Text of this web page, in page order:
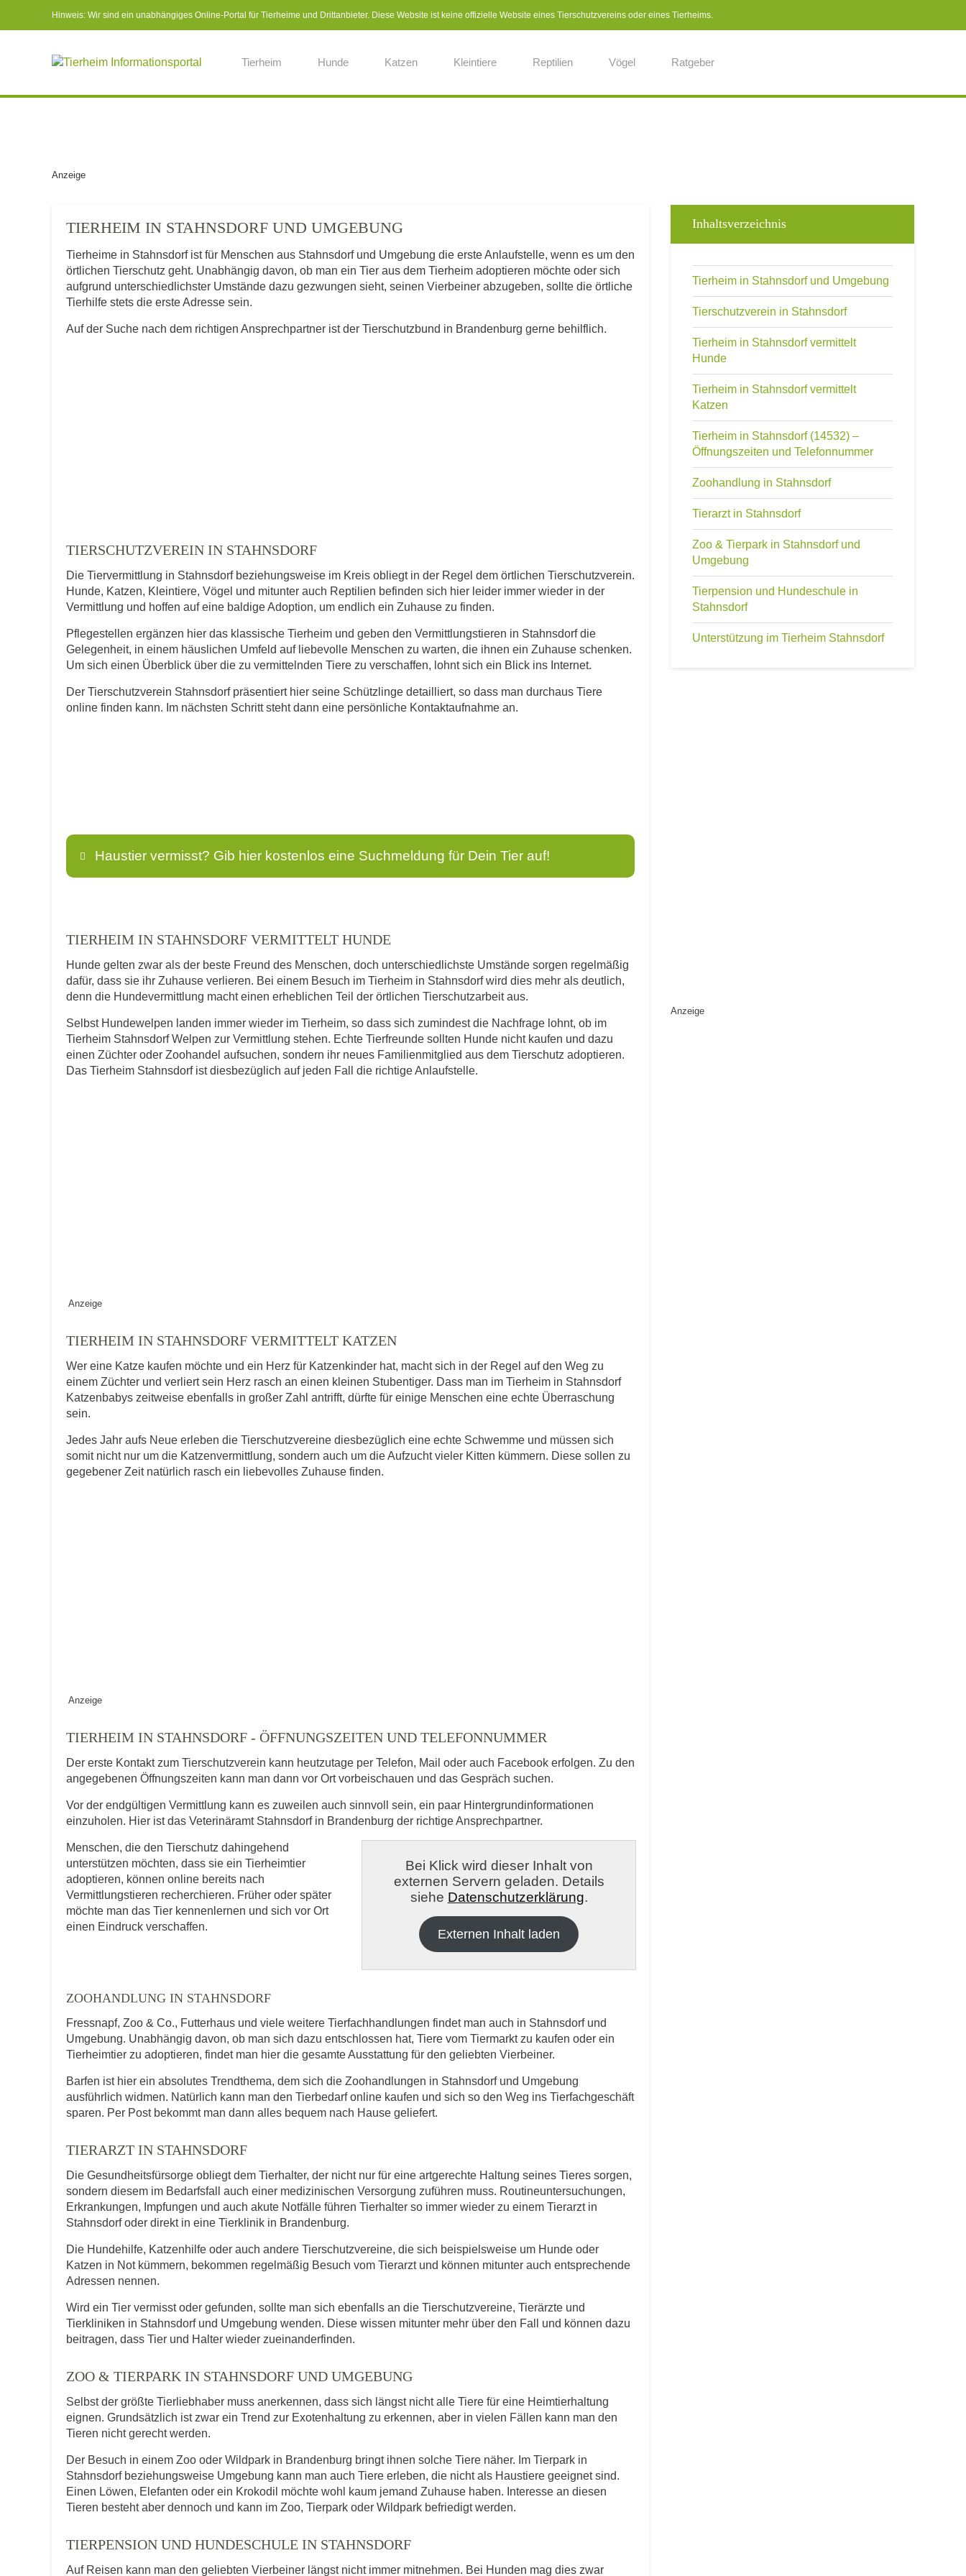
Hinweis: Wir sind ein unabhängiges Online-Portal für Tierheime und Drittanbieter. Diese Website ist keine offizielle Website eines Tierschutzvereins oder eines Tierheims.
Tierheim Hunde Katzen Kleintiere Reptilien Vögel Ratgeber
Anzeige
TIERHEIM IN STAHNSDORF UND UMGEBUNG
Tierheime in Stahnsdorf ist für Menschen aus Stahnsdorf und Umgebung die erste Anlaufstelle, wenn es um den
örtlichen Tierschutz geht. Unabhängig davon, ob man ein Tier aus dem Tierheim adoptieren möchte oder sich
aufgrund unterschiedlichster Umstände dazu gezwungen sieht, seinen Vierbeiner abzugeben, sollte die örtliche
Tierhilfe stets die erste Adresse sein.
Auf der Suche nach dem richtigen Ansprechpartner ist der Tierschutzbund in Brandenburg gerne behilflich.
TIERSCHUTZVEREIN IN STAHNSDORF
Die Tiervermittlung in Stahnsdorf beziehungsweise im Kreis obliegt in der Regel dem örtlichen Tierschutzverein.
Hunde, Katzen, Kleintiere, Vögel und mitunter auch Reptilien befinden sich hier leider immer wieder in der
Vermittlung und hoffen auf eine baldige Adoption, um endlich ein Zuhause zu finden.
Pflegestellen ergänzen hier das klassische Tierheim und geben den Vermittlungstieren in Stahnsdorf die
Gelegenheit, in einem häuslichen Umfeld auf liebevolle Menschen zu warten, die ihnen ein Zuhause schenken.
Um sich einen Überblick über die zu vermittelnden Tiere zu verschaffen, lohnt sich ein Blick ins Internet.
Der Tierschutzverein Stahnsdorf präsentiert hier seine Schützlinge detailliert, so dass man durchaus Tiere
online finden kann. Im nächsten Schritt steht dann eine persönliche Kontaktaufnahme an.
Haustier vermisst? Gib hier kostenlos eine Suchmeldung für Dein Tier auf!
E-Mail*
Alter des Tiers
Beschreibung des Tiers*
Kontaktdaten des Besitzers
Diese Daten werden zu Kontaktaufnahme veröffentlicht.
E-Mail-Adresse
Mit Absenden der Daten akzeptiere ich dieDatenschutzbedinungen..
ABSENDEN
TIERHEIM IN STAHNSDORF VERMITTELT HUNDE
Hunde gelten zwar als der beste Freund des Menschen, doch unterschiedlichste Umstände sorgen regelmäßig
dafür, dass sie ihr Zuhause verlieren. Bei einem Besuch im Tierheim in Stahnsdorf wird dies mehr als deutlich,
denn die Hundevermittlung macht einen erheblichen Teil der örtlichen Tierschutzarbeit aus.
Selbst Hundewelpen landen immer wieder im Tierheim, so dass sich zumindest die Nachfrage lohnt, ob im
Tierheim Stahnsdorf Welpen zur Vermittlung stehen. Echte Tierfreunde sollten Hunde nicht kaufen und dazu
einen Züchter oder Zoohandel aufsuchen, sondern ihr neues Familienmitglied aus dem Tierschutz adoptieren.
Das Tierheim Stahnsdorf ist diesbezüglich auf jeden Fall die richtige Anlaufstelle.
Anzeige
TIERHEIM IN STAHNSDORF VERMITTELT KATZEN
Wer eine Katze kaufen möchte und ein Herz für Katzenkinder hat, macht sich in der Regel auf den Weg zu
einem Züchter und verliert sein Herz rasch an einen kleinen Stubentiger. Dass man im Tierheim in Stahnsdorf
Katzenbabys zeitweise ebenfalls in großer Zahl antrifft, dürfte für einige Menschen eine echte Überraschung
sein.
Jedes Jahr aufs Neue erleben die Tierschutzvereine diesbezüglich eine echte Schwemme und müssen sich
somit nicht nur um die Katzenvermittlung, sondern auch um die Aufzucht vieler Kitten kümmern. Diese sollen zu
gegebener Zeit natürlich rasch ein liebevolles Zuhause finden.
Anzeige
TIERHEIM IN STAHNSDORF - ÖFFNUNGSZEITEN UND TELEFONNUMMER
Der erste Kontakt zum Tierschutzverein kann heutzutage per Telefon, Mail oder auch Facebook erfolgen. Zu den
angegebenen Öffnungszeiten kann man dann vor Ort vorbeischauen und das Gespräch suchen.
Vor der endgültigen Vermittlung kann es zuweilen auch sinnvoll sein, ein paar Hintergrundinformationen
einzuholen. Hier ist das Veterinäramt Stahnsdorf in Brandenburg der richtige Ansprechpartner.
Menschen, die den Tierschutz dahingehend
unterstützen möchten, dass sie ein Tierheimtier
adoptieren, können online bereits nach
Vermittlungstieren recherchieren. Früher oder später
möchte man das Tier kennenlernen und sich vor Ort
einen Eindruck verschaffen.
Bei Klick wird dieser Inhalt von
externen Servern geladen. Details
siehe Datenschutzerklärung.
Externen Inhalt laden
ZOOHANDLUNG IN STAHNSDORF
Fressnapf, Zoo & Co., Futterhaus und viele weitere Tierfachhandlungen findet man auch in Stahnsdorf und
Umgebung. Unabhängig davon, ob man sich dazu entschlossen hat, Tiere vom Tiermarkt zu kaufen oder ein
Tierheimtier zu adoptieren, findet man hier die gesamte Ausstattung für den geliebten Vierbeiner.
Barfen ist hier ein absolutes Trendthema, dem sich die Zoohandlungen in Stahnsdorf und Umgebung
ausführlich widmen. Natürlich kann man den Tierbedarf online kaufen und sich so den Weg ins Tierfachgeschäft
sparen. Per Post bekommt man dann alles bequem nach Hause geliefert.
TIERARZT IN STAHNSDORF
Die Gesundheitsfürsorge obliegt dem Tierhalter, der nicht nur für eine artgerechte Haltung seines Tieres sorgen,
sondern diesem im Bedarfsfall auch einer medizinischen Versorgung zuführen muss. Routineuntersuchungen,
Erkrankungen, Impfungen und auch akute Notfälle führen Tierhalter so immer wieder zu einem Tierarzt in
Stahnsdorf oder direkt in eine Tierklinik in Brandenburg.
Die Hundehilfe, Katzenhilfe oder auch andere Tierschutzvereine, die sich beispielsweise um Hunde oder
Katzen in Not kümmern, bekommen regelmäßig Besuch vom Tierarzt und können mitunter auch entsprechende
Adressen nennen.
Wird ein Tier vermisst oder gefunden, sollte man sich ebenfalls an die Tierschutzvereine, Tierärzte und
Tierkliniken in Stahnsdorf und Umgebung wenden. Diese wissen mitunter mehr über den Fall und können dazu
beitragen, dass Tier und Halter wieder zueinanderfinden.
ZOO & TIERPARK IN STAHNSDORF UND UMGEBUNG
Selbst der größte Tierliebhaber muss anerkennen, dass sich längst nicht alle Tiere für eine Heimtierhaltung
eignen. Grundsätzlich ist zwar ein Trend zur Exotenhaltung zu erkennen, aber in vielen Fällen kann man den
Tieren nicht gerecht werden.
Der Besuch in einem Zoo oder Wildpark in Brandenburg bringt ihnen solche Tiere näher. Im Tierpark in
Stahnsdorf beziehungsweise Umgebung kann man auch Tiere erleben, die nicht als Haustiere geeignet sind.
Einen Löwen, Elefanten oder ein Krokodil möchte wohl kaum jemand Zuhause haben. Interesse an diesen
Tieren besteht aber dennoch und kann im Zoo, Tierpark oder Wildpark befriedigt werden.
TIERPENSION UND HUNDESCHULE IN STAHNSDORF
Auf Reisen kann man den geliebten Vierbeiner längst nicht immer mitnehmen. Bei Hunden mag dies zwar
Inhaltsverzeichnis
Tierheim in Stahnsdorf und Umgebung
Tierschutzverein in Stahnsdorf
Tierheim in Stahnsdorf vermittelt
Hunde
Tierheim in Stahnsdorf vermittelt
Katzen
Tierheim in Stahnsdorf (14532) –
Öffnungszeiten und Telefonnummer
Zoohandlung in Stahnsdorf
Tierarzt in Stahnsdorf
Zoo & Tierpark in Stahnsdorf und
Umgebung
Tierpension und Hundeschule in
Stahnsdorf
Unterstützung im Tierheim Stahnsdorf
Anzeige